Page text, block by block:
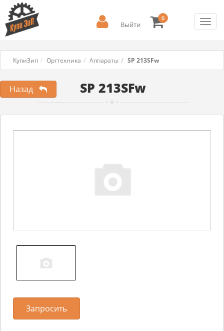
Выйти
0
КупиЗип Оргтехника Аппараты SP 213SFw
SP 213SFw
Назад
Запросить